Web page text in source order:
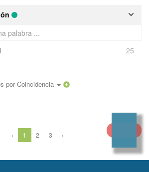
25
por Coincidencia
‹ 1 2 3 ›